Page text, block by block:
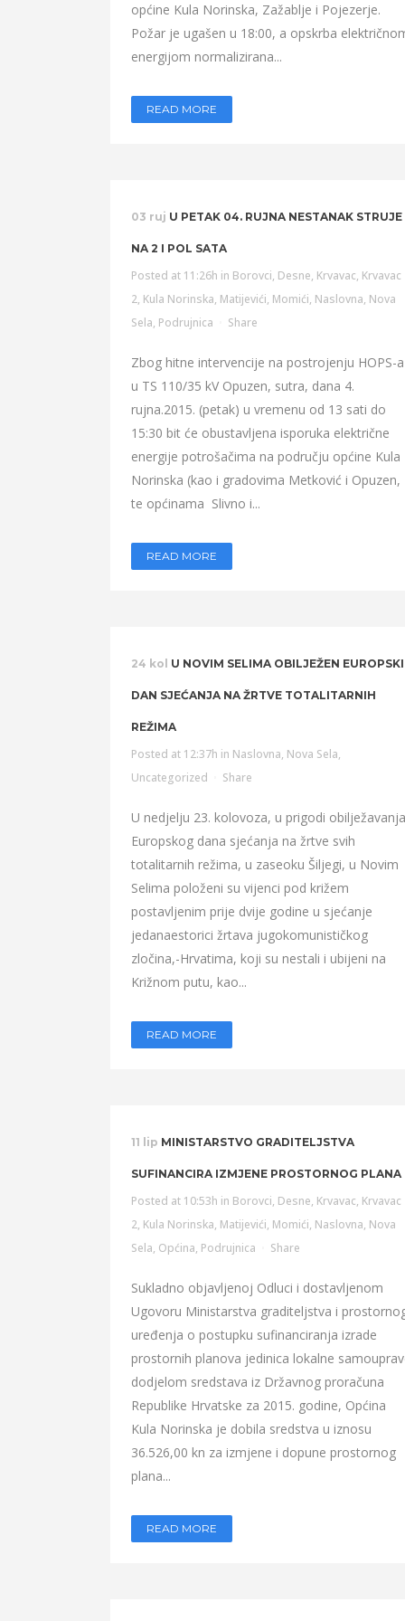
općine Kula Norinska, Zažablje i Pojezerje.
Požar je ugašen u 18:00, a opskrba
energijom normalizirana...
READ MORE
03 ruj U PETAK 04. RUJNA NESTANAK STRUJE
NA 2 I POL SATA
Posted at 11:26h in Borovci, Desne, Krvavac, Krvavac
2, Kula Norinska, Matijevići, Momići, Naslovna, Nova
Sela, Podrujnica Share
Zbog hitne intervencije na postrojenju HOPS-a
u TS 110/35 kV Opuzen, sutra, dana 4.
rujna.2015. (petak) u vremenu od 13 sati do
15:30 bit će obustavljena isporuka električne
energije potrošačima na području općine Kula
Norinska (kao i gradovima Metković i Opuzen,
te općinama Slivno i...
READ MORE
24 kol U NOVIM SELIMA OBILJEŽEN EUROPSKI
DAN SJEĆANJA NA ŽRTVE TOTALITARNIH
REŽIMA
Posted at 12:37h in Naslovna, Nova Sela,
Uncategorized
Share
U nedjelju 23. kolovoza, u prigodi obilježavanja
Europskog dana sjećanja na žrtve svih
totalitarnih režima, u zaseoku Šiljegi, u Novim
Selima položeni su vijenci pod križem
postavljenim prije dvije godine u sjećanje
jedanaestorici žrtava jugokomunističkog
zločina,-Hrvatima, koji su nestali i ubijeni na
Križnom putu, kao...
READ MORE
11 lip MINISTARSTVO GRADITELJSTVA
SUFINANCIRA IZMJENE PROSTORNOG PLANA
Posted at 10:53h in Borovci, Desne, Krvavac, Krvavac
2, Kula Norinska, Matijevići, Momići, Naslovna, Nova
Sela, Općina, Podrujnica Share
Sukladno objavljenoj Odluci i dostavljenom
Ugovoru Ministarstva graditeljstva i
uređenja o postupku sufinanciranja izrade
prostornih planova jedinica lokalne
dodjelom sredstava iz Državnog proračuna
Republike Hrvatske za 2015. godine, Općina
Kula Norinska je dobila sredstva u iznosu
36.526,00 kn za izmjene i dopune prostornog
plana...
READ MORE